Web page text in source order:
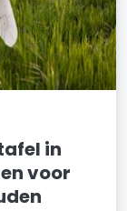
in
voor